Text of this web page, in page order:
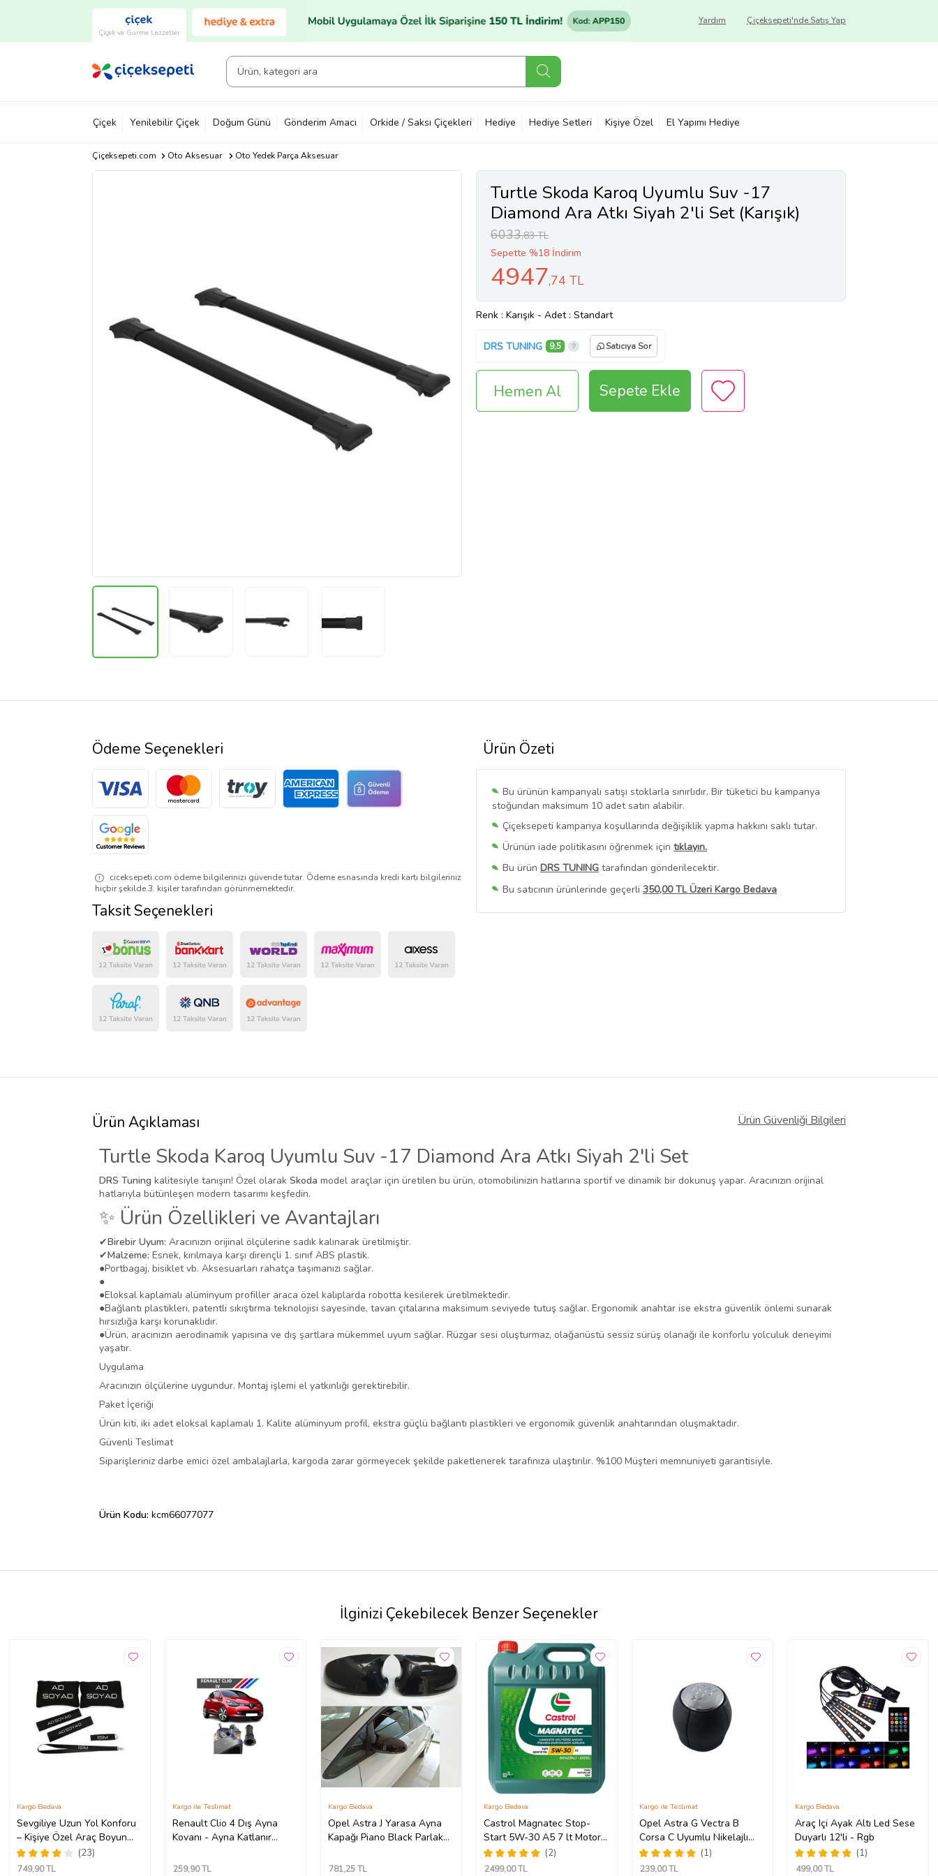
Çiçek ve Gurme Lezzetler
Çiçeksepeti'nde Satış Yap
Yardım
Çiçek Yenilebilir Çiçek Doğum Günü Gönderim Amacı Orkide / Saksı Çiçekleri Hediye Hediye Setleri Kişiye Özel El Yapımı Hediye
Çiçeksepeti.com Oto Aksesuar Oto Yedek Parça Aksesuar
Turtle Skoda Karoq Uyumlu Suv -17
Diamond Ara Atkı Siyah 2'li Set (Karışık)
6033,83 TL
Sepette %18 İndirim
4947,74 TL
Renk : Karışık - Adet : Standart
DRS TUNING 9,5 Satıcıya Sor
Hemen Al Sepete Ekle
Ürün Özeti
Bu ürünün kampanyalı satışı stoklarla sınırlıdır. Bir tüketici bu kampanya
stoğundan maksimum 10 adet satın alabilir.
Çiçeksepeti kampanya koşullarında değişiklik yapma hakkını saklı tutar.
Ürünün iade politikasını öğrenmek için tıklayın.
Bu ürün DRS TUNING tarafından gönderilecektir.
Bu satıcının ürünlerinde geçerli 350,00 TL Üzeri Kargo Bedava
Bu SatıcınınTüm Ürünlerini Görüntüle
Ödeme Seçenekleri
ciceksepeti.com ödeme bilgilerinizi güvende tutar. Ödeme esnasında kredi kartı bilgileriniz
hiçbir şekilde 3. kişiler tarafından görünmemektedir.
Taksit Seçenekleri
Ürün Açıklaması Ürün Güvenliği Bilgileri
Turtle Skoda Karoq Uyumlu Suv -17 Diamond Ara Atkı Siyah 2'li Set
DRS Tuning kalitesiyle tanışın! Özel olarak Skoda model araçlar için üretilen bu ürün, otomobilinizin hatlarına sportif ve dinamik bir dokunuş yapar. Aracınızın orijinal
hatlarıyla bütünleşen modern tasarımı keşfedin.
✨ Ürün Özellikleri ve Avantajları
✔Birebir Uyum: Aracınızın orijinal ölçülerine sadık kalınarak üretilmiştir.
✔Malzeme: Esnek, kırılmaya karşı dirençli 1. sınıf ABS plastik.
●Portbagaj, bisiklet vb. Aksesuarları rahatça taşımanızı sağlar.
●
●Eloksal kaplamalı alüminyum profiller araca özel kalıplarda robotta kesilerek üretilmektedir.
●Bağlantı plastikleri, patentli sıkıştırma teknolojisi sayesinde, tavan çıtalarına maksimum seviyede tutuş sağlar. Ergonomik anahtar ise ekstra güvenlik önlemi sunarak
hırsızlığa karşı korunaklıdır.
●Ürün, aracınızın aerodinamik yapısına ve dış şartlara mükemmel uyum sağlar. Rüzgar sesi oluşturmaz, olağanüstü sessiz sürüş olanağı ile konforlu yolculuk deneyimi
yaşatır.
Uygulama
Aracınızın ölçülerine uygundur. Montaj işlemi el yatkınlığı gerektirebilir.
Paket İçeriği
Ürün kiti, iki adet eloksal kaplamalı 1. Kalite alüminyum profil, ekstra güçlü bağlantı plastikleri ve ergonomik güvenlik anahtarından oluşmaktadır.
Güvenli Teslimat
Siparişleriniz darbe emici özel ambalajlarla, kargoda zarar görmeyecek şekilde paketlenerek tarafınıza ulaştırılır. %100 Müşteri memnuniyeti garantisiyle.
Ürün Kodu: kcm66077077
İlginizi Çekebilecek Benzer Seçenekler
Sevgiliye Uzun Yol Konforu
– Kişiye Özel Araç Boyun
Yastığı & Kemer Pedi Hediye
Seti
(23)
Kargo Bedava
749,90 TL
Renault Clio 4 Dış Ayna
Kovanı - Ayna Katlanır
490307706 M3625
Kargo ile Teslimat
259,90 TL
Opel Astra J Yarasa Ayna
Kapağı Piano Black Parlak
Kargo Bedava
781,25 TL
Castrol Magnatec Stop-
Start 5W-30 A5 7 lt Motor
Yağı Ü.T 2024 (2)
Kargo Bedava
2499,00 TL
Opel Astra G Vectra B
Corsa C Uyumlu Nikelajlı
Vites Topuzu (1)
Kargo ile Teslimat
239,00 TL
Araç Içi Ayak Altı Led Sese
Duyarlı 12'li - Rgb
(1)
Kargo Bedava
499,00 TL